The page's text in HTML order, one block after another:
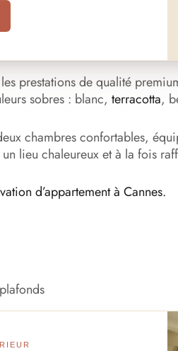
prestations de qualité
sobres : blanc, terracotta,
chambres confortables,
un lieu chaleureux et à la fois
d’appartement à Cannes.